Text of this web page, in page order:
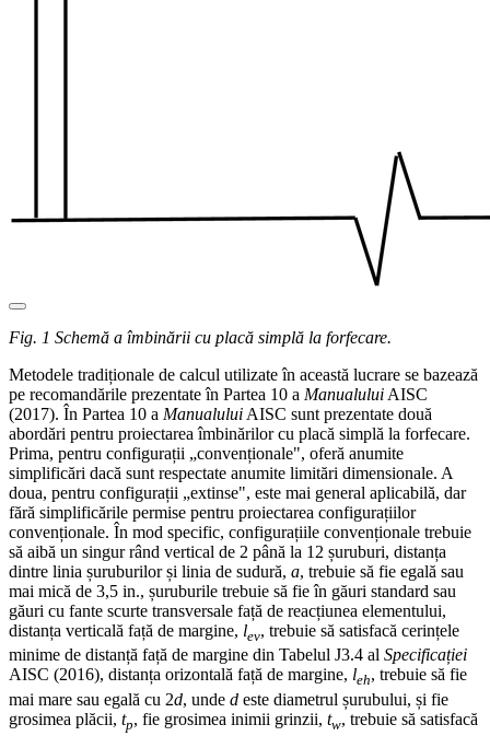
Fig. 1 Schemă a îmbinării cu placă simplă la forfecare.
Metodele tradiționale de calcul utilizate în această lucrare se bazează
pe recomandările prezentate în Partea 10 a Manualului AISC
(2017). În Partea 10 a Manualului AISC sunt prezentate două
abordări pentru proiectarea îmbinărilor cu placă simplă la forfecare.
Prima, pentru configurații „convenționale", oferă anumite
simplificări dacă sunt respectate anumite limitări dimensionale. A
doua, pentru configurații „extinse", este mai general aplicabilă, dar
fără simplificările permise pentru proiectarea configurațiilor
convenționale. În mod specific, configurațiile convenționale trebuie
să aibă un singur rând vertical de 2 până la 12 șuruburi, distanța
dintre linia șuruburilor și linia de sudură, a, trebuie să fie egală sau
mai mică de 3,5 in., șuruburile trebuie să fie în găuri standard sau
găuri cu fante scurte transversale față de reacțiunea elementului,
distanța verticală față de margine, lev, trebuie să satisfacă cerințele
minime de distanță față de margine din Tabelul J3.4 al Specificației
AISC (2016), distanța orizontală față de margine, leh, trebuie să fie
mai mare sau egală cu 2d, unde d este diametrul șurubului, și fie
grosimea plăcii, t­p, fie grosimea inimii grinzii, tw, trebuie să satisfacă